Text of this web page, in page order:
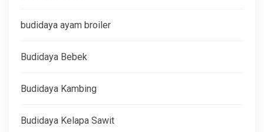
budidaya ayam broiler
Budidaya Bebek
Budidaya Kambing
Budidaya Kelapa Sawit